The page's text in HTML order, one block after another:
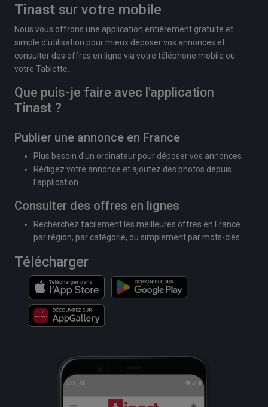
Tinast sur votre mobile
Nous vous offrons une application entièrement gratuite et
simple d'utilisation pour mieux déposer vos annonces et
consulter des offres en ligne via votre téléphone mobile ou
votre Tablette.
Que puis-je faire avec l'application
Tinast ?
Publier une annonce en France
Plus besoin d'un ordinateur pour déposer vos annonces
Rédigez votre annonce et ajoutez des photos depuis
l'application
Consulter des offres en lignes
Recherchez facilement les meilleures offres en France
par région, par catégorie, ou simplement par mots-clés.
Télécharger